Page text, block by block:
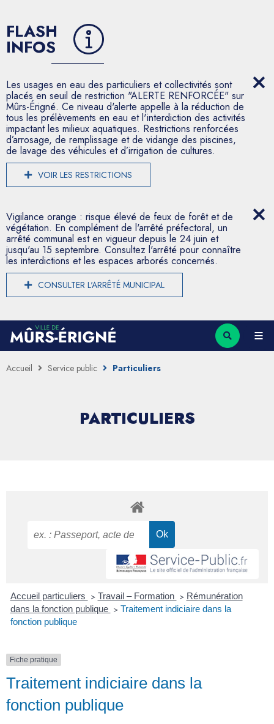
FLASH
INFOS
Les usages en eau des particuliers et collectivités sont
placés en seuil de restriction "ALERTE RENFORCÉE" sur
Mûrs-Érigné. Ce niveau d'alerte appelle à la réduction de
tous les prélèvements en eau et l'interdiction des activités
impactant les milieux aquatiques. Restrictions renforcées
d’arrosage, de remplissage et de vidange des piscines,
de lavage des véhicules et d’irrigation de cultures.
VOIR LES RESTRICTIONS
Vigilance orange : risque élevé de feux de forêt et de
végétation. En complément de l'arrêté préfectoral, un
arrêté communal est en vigueur depuis le 24 juin et
jusqu'au 15 septembre. Consultez l'arrêté pour connaître
les interdictions et les espaces arborés concernés.
CONSULTER L'ARRÊTÉ MUNICIPAL
Accueil Service public Particuliers
PARTICULIERS
Accueil particuliers > Travail – Formation > Rémunération
dans la fonction publique > Traitement indiciaire dans la
fonction publique
Fiche pratique
Traitement indiciaire dans la
fonction publique